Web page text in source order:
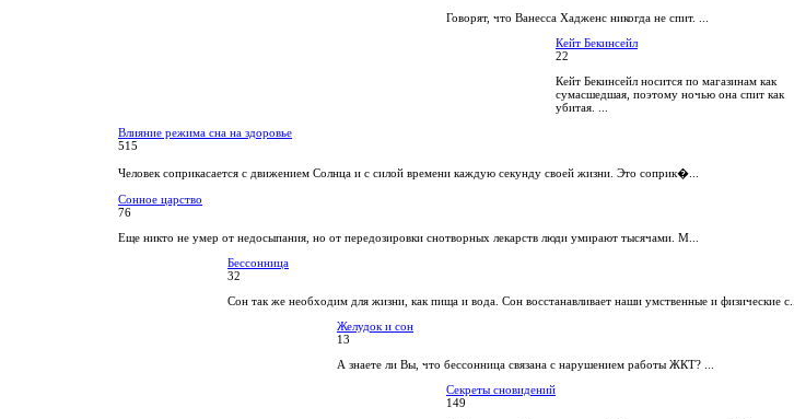
Говорят, что Ванесса Хадженс никогда не спит. ...
Кейт Бекинсейл
22
Кейт Бекинсейл носится по магазинам как
сумасшедшая, поэтому ночью она спит как
убитая. ...
Влияние режима сна на здоровье
515
Человек соприкасается с движением Солнца и с силой времени каждую секунду своей жизни. Это соприк�...
Сонное царство
76
Еще никто не умер от недосыпания, но от передозировки снотворных лекарств люди умирают тысячами. М...
Бессонница
32
Сон так же необходим для жизни, как пища и вода. Сон восстанавливает наши умственные и физические с...
Желудок и сон
13
А знаете ли Вы, что бессонница связана с нарушением работы ЖКТ? ...
Секреты сновидений
149